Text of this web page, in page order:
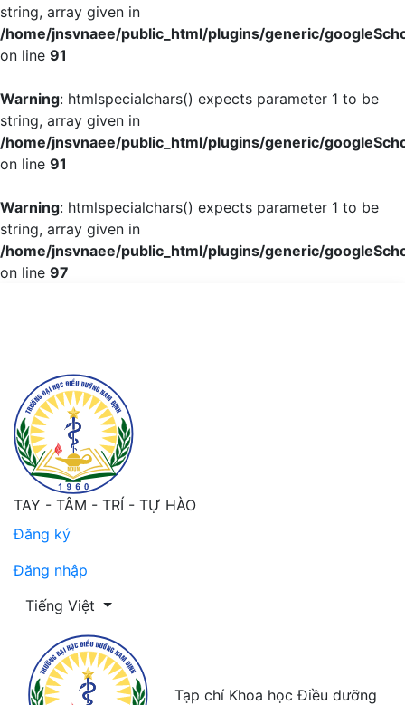
string, array given in
/home/jnsvnaee/public_html/plugins/generic/
on line 91
Warning: htmlspecialchars() expects parameter 1 to be
string, array given in
/home/jnsvnaee/public_html/plugins/generic/
on line 91
Warning: htmlspecialchars() expects parameter 1 to be
string, array given in
/home/jnsvnaee/public_html/plugins/generic/
on line 97
TAY - TÂM - TRÍ - TỰ HÀO
Đăng ký
Đăng nhập
Thay đổi ngôn ngữ. Ngôn ngữ hiện tại là:
Tiếng Việt
Tạp chí Khoa học Điều dưỡng